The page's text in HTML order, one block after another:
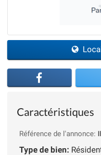
Caractéristiques
Référence de l'annonce:
Type de bien: